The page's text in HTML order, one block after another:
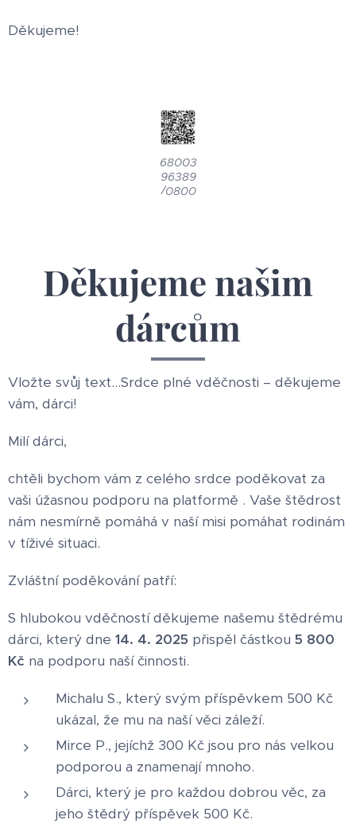
Děkujeme!
68003
96389
/0800
Děkujeme našim
dárcům
Vložte svůj text...Srdce plné vděčnosti – děkujeme
vám, dárci!
Milí dárci,
chtěli bychom vám z celého srdce poděkovat za
vaši úžasnou podporu na platformě . Vaše štědrost
nám nesmírně pomáhá v naší misi pomáhat rodinám
v tíživé situaci.
Zvláštní poděkování patří:
S hlubokou vděčností děkujeme našemu štědrému
dárci, který dne 14. 4. 2025 přispěl částkou 5 800
Kč na podporu naší činnosti.
Michalu S., který svým příspěvkem 500 Kč
ukázal, že mu na naší věci záleží.
Mirce P., jejíchž 300 Kč jsou pro nás velkou
podporou a znamenají mnoho.
Dárci, který je pro každou dobrou věc, za
jeho štědrý příspěvek 500 Kč.